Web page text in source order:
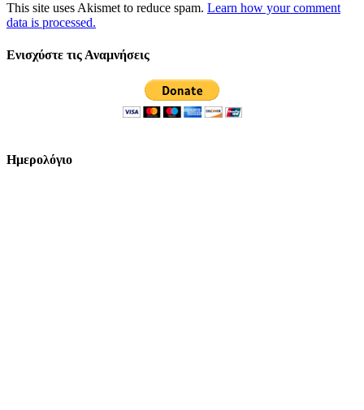
This site uses Akismet to reduce spam. Learn how your comment
data is processed.
Ενισχύστε τις Αναμνήσεις
Ημερολόγιο